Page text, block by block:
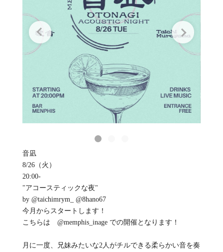
音凪
8/26（火）
20:00-
"アコースティックな夜"
by @taichimrym_ @8hano67
今月からスタートします！
こちらは @memphis_inage での開催となります！
月に一度、兄妹みたいな2人がチルできる柔らかい音を奏